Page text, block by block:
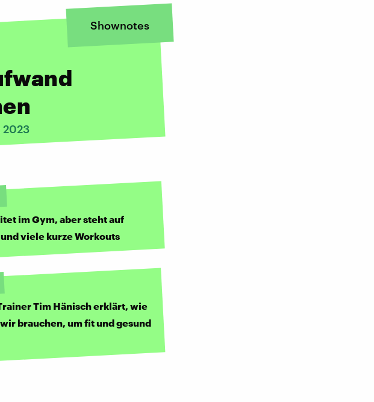
Shownotes
2023
im Gym, aber steht auf
viele kurze Workouts
Tim Hänisch erklärt, wie
brauchen, um fit und gesund